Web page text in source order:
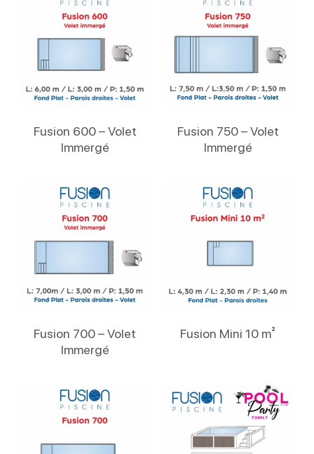
Fusion 600 – Volet
Immergé
Fusion 750 – Volet
Immergé
Fusion 700 – Volet
Immergé
Fusion Mini 10 m²